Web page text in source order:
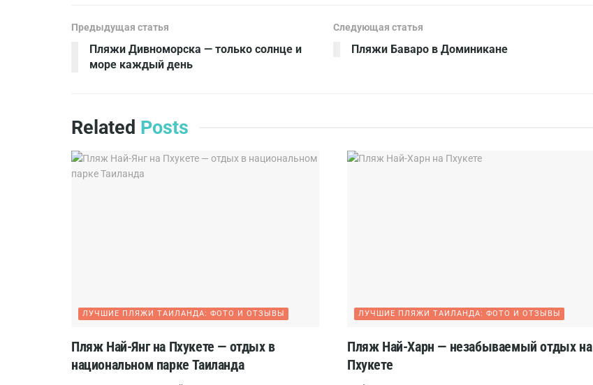
Предыдущая статья
Пляжи Дивноморска — только солнце и
море каждый день
Следующая статья
Пляжи Баваро в Доминикане
Related Posts
ЛУЧШИЕ ПЛЯЖИ ТАИЛАНДА: ФОТО И ОТЗЫВЫ
Пляж Най-Янг на Пхукете — отдых в
национальном парке Таиланда
ЛУЧШИЕ ПЛЯЖИ ТАИЛАНДА: ФОТО И ОТЗЫВЫ
Пляж Най-Харн — незабываемый отдых на
Пхукете